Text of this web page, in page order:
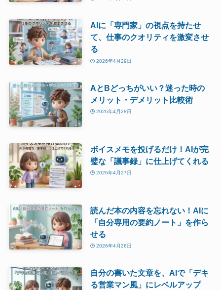
AIに「専門家」の視点を持たせ
て、仕事のクオリティを激変させ
る
2026年4月29日
AとBどっちがいい？迷った時の
メリット・デメリット比較術
2026年4月28日
ボイスメモを投げるだけ！AIが完
璧な「議事録」に仕上げてくれる
2026年4月27日
読んだ本の内容を忘れない！AIに
「自分専用の要約ノート」を作ら
せる
2026年4月26日
自分の書いた文章を、AIで「デキ
る営業マン風」にレベルアップ